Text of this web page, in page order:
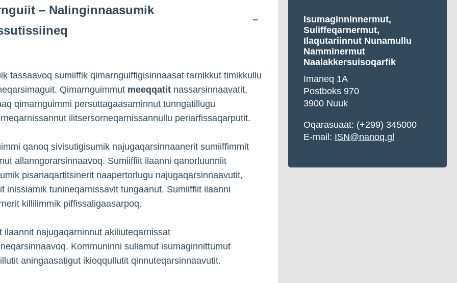
– Nalinginnaasumik
tassaavoq sumiiffik qimarnguiffigisinnaasat tarnikkut timikkullu
Qimarnguimmut meeqqatit nassarsinnaavatit,
qimarnguimmi persuttagaasarninnut tunngatillugu
ilitsersorneqarnissannullu periarfissaqarputit.
qanoq sivisutigisumik najugaqarsinnaanerit sumiiffimmit
allanngorarsinnaavoq. Sumiiffiit ilaanni qanorluunniit
pisariaqartitsinerit naapertorlugu najugaqarsinnaavutit,
inissiamik tunineqarnissavit tungaanut. Sumiiffiit ilaanni
killilimmik piffissaligaasarpoq.
ilaannit najugaqarninnut akiliuteqarnissat
Kommuninni suliamut isumaginnittumut
aningaasatigut ikioqqullutit qinnuteqarsinnaavutit.
Isumaginninnermut,
Suliffeqarnermut,
Ilaqutariinnut Nunamullu
Namminermut
Naalakkersuisoqarfik
Imaneq 1A
Postboks 970
3900 Nuuk
Oqarasuaat: (+299) 345000
E-mail: ISN@nanoq.gl